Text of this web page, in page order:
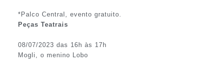
*Palco Central, evento gratuito.
Peças Teatrais
08/07/2023 das 16h às 17h
Mogli, o menino Lobo